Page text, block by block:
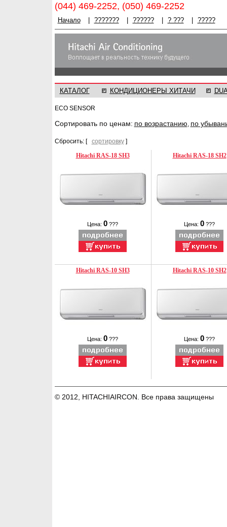
(044) 469-2252, (050) 469-2252
Начало ??????? ?????? ? ??? ?????
КАТАЛОГ КОНДИЦИОНЕРЫ ХИТАЧИ
ECO SENSOR
Cортировать по ценам: по возрастанию, по
Сбросить: [ сортировку]
Hitachi RAS-18 SH3
Цена: 0 ???
Hitachi RAS-18 SH2
Цена: 0 ???
Hitachi RAS-10 SH3
Цена: 0 ???
Hitachi RAS-10 SH2
Цена: 0 ???
© 2012, HITACHIAIRCON. Все права защищены